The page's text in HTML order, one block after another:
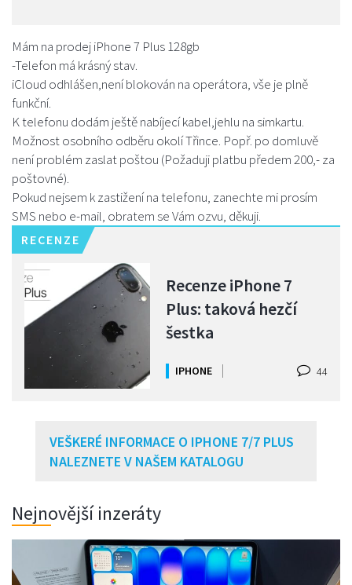
Mám na prodej iPhone 7 Plus 128gb
-Telefon má krásný stav.
iCloud odhlášen,není blokován na operátora, vše je plně
funkční.
K telefonu dodám ještě nabíjecí kabel,jehlu na simkartu.
Možnost osobního odběru okolí Třince. Popř. po domluvě
není problém zaslat poštou (Požaduji platbu předem 200,- za
poštovné).
Pokud nejsem k zastižení na telefonu, zanechte mi prosím
SMS nebo e-mail, obratem se Vám ozvu, děkuji.
RECENZE
Recenze iPhone 7
Plus: taková hezčí
šestka
IPHONE 44
VEŠKERÉ INFORMACE O IPHONE 7/7 PLUS
NALEZNETE V NAŠEM KATALOGU
Nejnovější inzeráty